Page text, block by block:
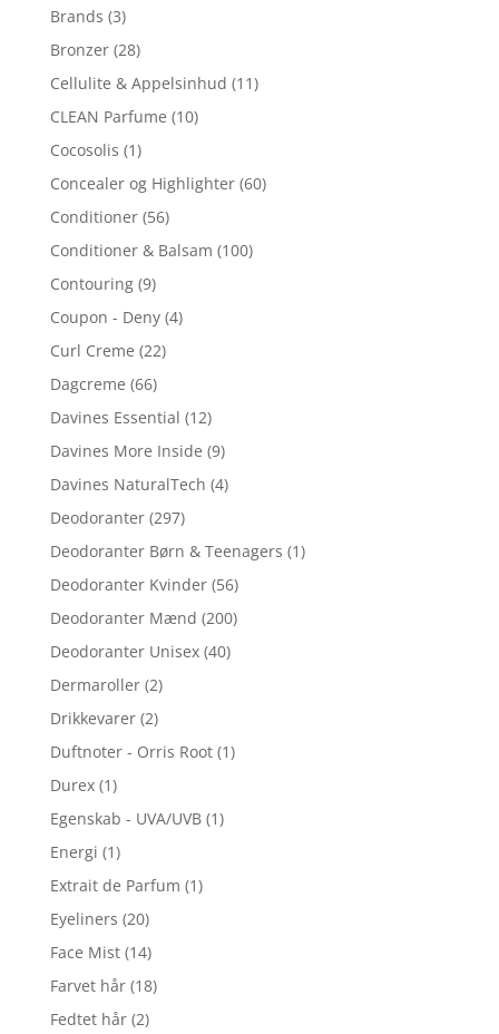
Brands (3)
Bronzer (28)
Cellulite & Appelsinhud (11)
CLEAN Parfume (10)
Cocosolis (1)
Concealer og Highlighter (60)
Conditioner (56)
Conditioner & Balsam (100)
Contouring (9)
Coupon - Deny (4)
Curl Creme (22)
Dagcreme (66)
Davines Essential (12)
Davines More Inside (9)
Davines NaturalTech (4)
Deodoranter (297)
Deodoranter Børn & Teenagers (1)
Deodoranter Kvinder (56)
Deodoranter Mænd (200)
Deodoranter Unisex (40)
Dermaroller (2)
Drikkevarer (2)
Duftnoter - Orris Root (1)
Durex (1)
Egenskab - UVA/UVB (1)
Energi (1)
Extrait de Parfum (1)
Eyeliners (20)
Face Mist (14)
Farvet hår (18)
Fedtet hår (2)